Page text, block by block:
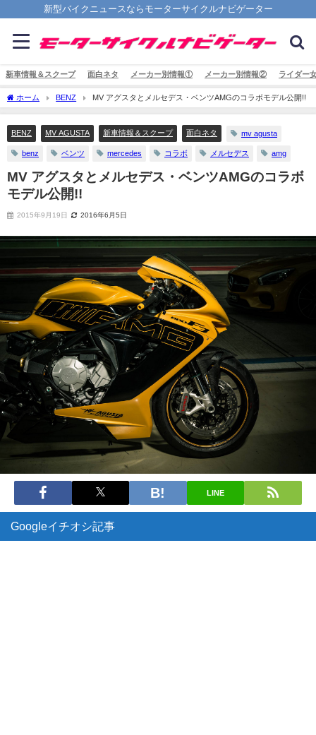
新型バイクニュースならモーターサイクルナビゲーター
新車情報＆スクープ 面白ネタ メーカー別情報① メーカー別情報② ライダー
ホーム BENZ MV アグスタとメルセデス・ベンツAMGのコラボモデル公開!!
BENZ MV AGUSTA 新車情報＆スクープ 面白ネタ mv agusta
benz ベンツ mercedes コラボ メルセデス amg
MV アグスタとメルセデス・ベンツAMGのコラボ
モデル公開!!
2015年9月19日 2016年6月5日
LINE
Googleイチオシ記事